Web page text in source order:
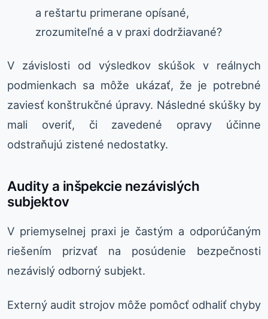
a reštartu primerane opísané,
zrozumiteľné a v praxi dodržiavané?
V závislosti od výsledkov skúšok v reálnych
podmienkach sa môže ukázať, že je potrebné
zaviesť konštrukčné úpravy. Následné skúšky by
mali overiť, či zavedené opravy účinne
odstraňujú zistené nedostatky.
Audity a inšpekcie nezávislých
subjektov
V priemyselnej praxi je častým a odporúčaným
riešením prizvať na posúdenie bezpečnosti
nezávislý odborný subjekt.
Externý audit strojov môže pomôcť odhaliť chyby